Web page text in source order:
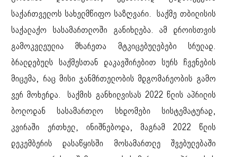
საქართველოს სახელმწიფო საზღვარი. საქმე თბილისის
საქალაქო სასამართლოში განიხლება. ამ დროისთვის
გამოკვლეულია მხარეთა მტკიცებულებები სრულად.
ბრალდებულს საქმესთან დაკავშირებით სურს ჩვენების
მიცემა, რაც მისი ჯანმრთელობის მდგომარეობის გამო
ვერ მოხერდა. საქმის განხილვისას 2022 წლის აპრილის
ბოლოდან სასამართლო სხდომები სისტემატურად,
კვირაში ერთხელ, ინიშნებოდა, მაგრამ 2022 წლის
დეკემბერის დასაწყისში მოსამართლე შვებულებაში